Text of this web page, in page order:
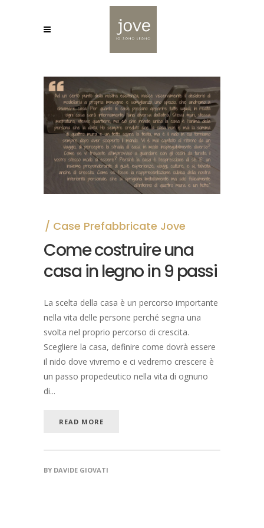
Case Prefabbricate Jove
Come costruire una
casa in legno in 9 passi
La scelta della casa è un percorso importante
nella vita delle persone perché segna una
svolta nel proprio percorso di crescita.
Scegliere la casa, definire come dovrà essere
il nido dove vivremo e ci vedremo crescere è
un passo propedeutico nella vita di ognuno
di...
READ MORE
BY DAVIDE GIOVATI